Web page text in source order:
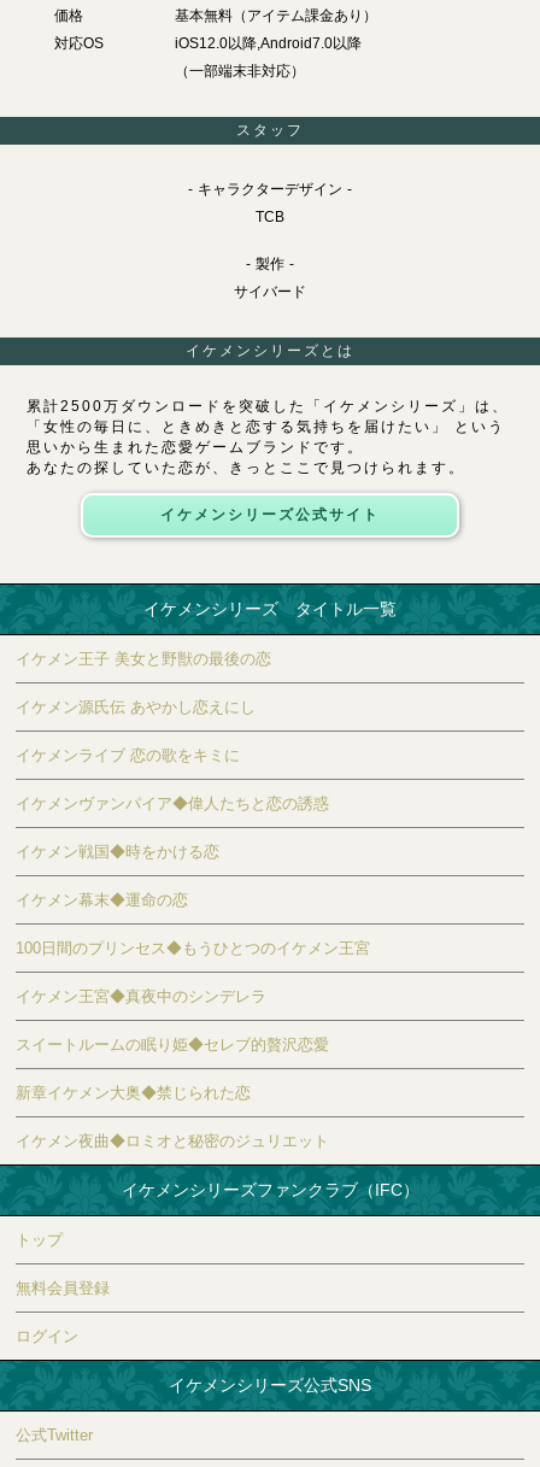
価格
基本無料（アイテム課金あり）
対応OS
iOS12.0以降,Android7.0以降
（一部端末非対応）
スタッフ
キャラクターデザイン
TCB
製作
サイバード
イケメンシリーズとは
累計2500万ダウンロードを突破した「イケメンシリーズ」は、
「女性の毎日に、ときめきと恋する気持ちを届けたい」 という
思いから生まれた恋愛ゲームブランドです。
あなたの探していた恋が、きっとここで見つけられます。
イケメンシリーズ公式サイト
イケメンシリーズ タイトル一覧
イケメン王子 美女と野獣の最後の恋
イケメン源氏伝 あやかし恋えにし
イケメンライブ 恋の歌をキミに
イケメンヴァンパイア◆偉人たちと恋の誘惑
イケメン戦国◆時をかける恋
イケメン幕末◆運命の恋
100日間のプリンセス◆もうひとつのイケメン王宮
イケメン王宮◆真夜中のシンデレラ
スイートルームの眠り姫◆セレブ的贅沢恋愛
新章イケメン大奥◆禁じられた恋
イケメン夜曲◆ロミオと秘密のジュリエット
イケメンシリーズファンクラブ（IFC）
トップ
無料会員登録
ログイン
イケメンシリーズ公式SNS
公式Twitter